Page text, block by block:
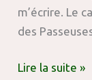
m’écrire. Le
des
Lire la suite »